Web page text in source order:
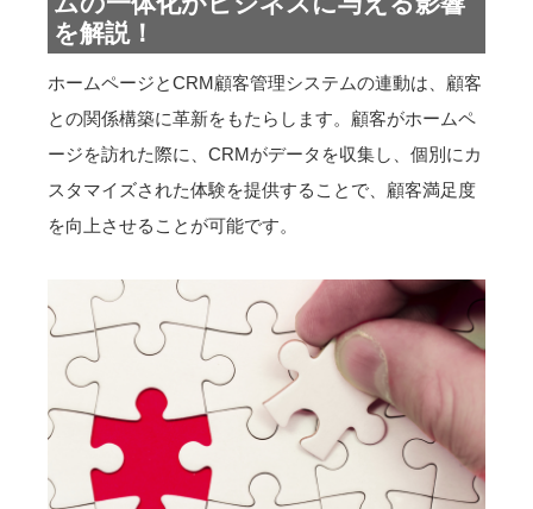
を解説！
ホームページとCRM顧客管理システムの連動は、顧客
との関係構築に革新をもたらします。顧客がホームペ
ージを訪れた際に、CRMがデータを収集し、個別にカ
スタマイズされた体験を提供することで、顧客満足度
を向上させることが可能です。